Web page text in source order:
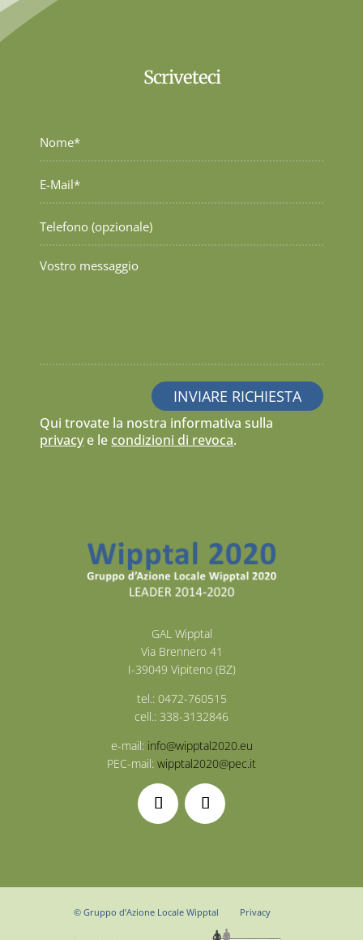
Scriveteci
Qui trovate la nostra informativa sulla
privacy e le condizioni di revoca.
GAL Wipptal
Via Brennero 41
I-39049 Vipiteno (BZ)
tel.: 0472-760515
cell.: 338-3132846
e-mail: info@wipptal2020.eu
PEC-mail: wipptal2020@pec.it
© Gruppo d’Azione Locale Wipptal Privacy